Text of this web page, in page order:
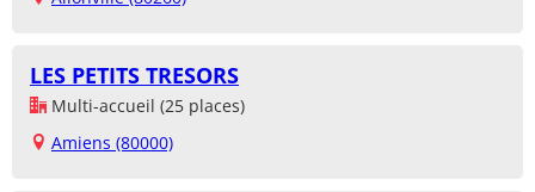
LES PETITS TRESORS
Multi-accueil (25 places)
Amiens (80000)